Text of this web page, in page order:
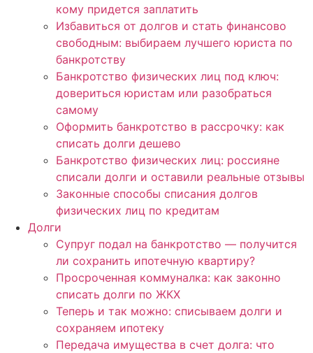
кому придется заплатить
Избавиться от долгов и стать финансово
свободным: выбираем лучшего юриста по
банкротству
Банкротство физических лиц под ключ:
довериться юристам или разобраться
самому
Оформить банкротство в рассрочку: как
списать долги дешево
Банкротство физических лиц: россияне
списали долги и оставили реальные отзывы
Законные способы списания долгов
физических лиц по кредитам
Долги
Супруг подал на банкротство — получится
ли сохранить ипотечную квартиру?
Просроченная коммуналка: как законно
списать долги по ЖКХ
Теперь и так можно: списываем долги и
сохраняем ипотеку
Передача имущества в счет долга: что